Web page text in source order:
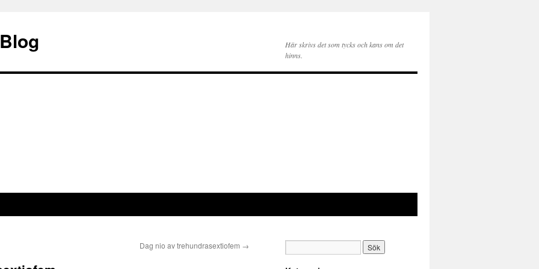
Här skrivs det som tycks och kans om det
hinns.
Dag nio av trehundrasextiofem →